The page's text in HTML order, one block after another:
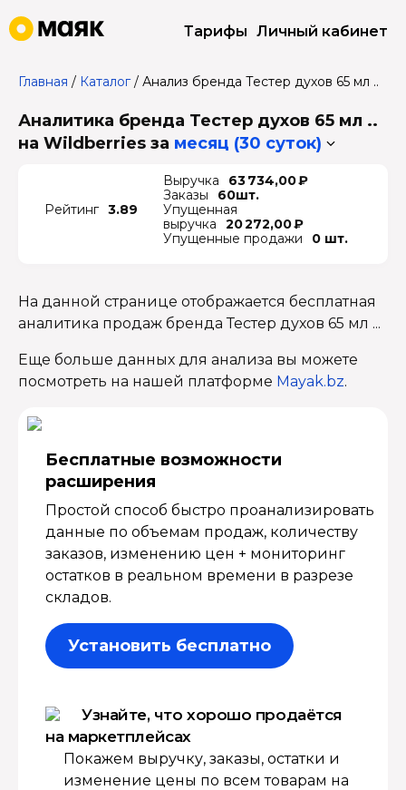
Тарифы Личный кабинет
Главная / Каталог/ Анализ бренда Тестер духов 65 мл ..
Аналитика бренда Тестер духов 65 мл ..
на Wildberries за месяц (30 суток)
Рейтинг 3.89
Выручка
63 734,00 ₽
Заказы
60шт.
Упущенная
выручка
20 272,00 ₽
Упущенные продажи
0 шт.
На данной странице отображается бесплатная
аналитика продаж бренда Тестер духов 65 мл ...
Еще больше данных для анализа вы можете
посмотреть на нашей платформе Mayak.bz.
Бесплатные возмож­ности
расширения
Простой способ быстро проанализировать
данные по объемам продаж, количеству
заказов, изменению цен + мониторинг
остатков в реальном времени в разрезе
складов.
Установить бесплатно
Узнайте, что хорошо продаётся
на маркетплейсах
Покажем выручку, заказы, остатки и
изменение цены по всем товарам на